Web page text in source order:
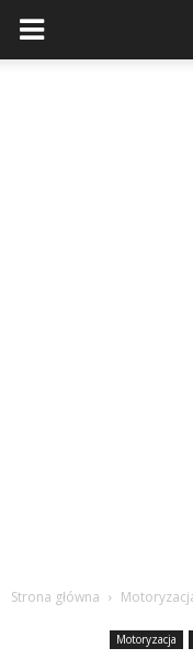
MaleMEN.pl
Strona główna
Motoryzacja